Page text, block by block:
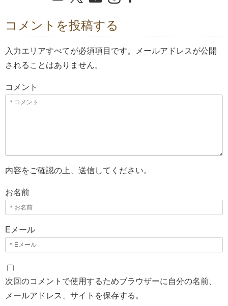
コメントを投稿する
入力エリアすべてが必須項目です。メールアドレスが公開
されることはありません。
コメント
内容をご確認の上、送信してください。
お名前
Eメール
次回のコメントで使用するためブラウザーに自分の名前、
メールアドレス、サイトを保存する。